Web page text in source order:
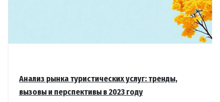
Анализ рынка туристических услуг: тренды,
вызовы и перспективы в 2023 году